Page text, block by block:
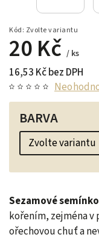
Kód: Zvolte variantu
20 Kč / ks
16,53 Kč bez DPH
Sezamové semínko
kořením, zejména v
ořechovou chuť a
BARVA